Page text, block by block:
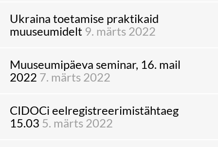
Ukraina toetamise praktikaid
muuseumidelt 9. märts 2022
Muuseumipäeva seminar, 16. mail
2022 7. märts 2022
CIDOCi eelregistreerimistähtaeg
15.03 5. märts 2022